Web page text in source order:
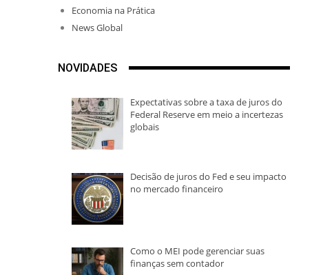
Economia na Prática
News Global
NOVIDADES
Expectativas sobre a taxa de juros do
Federal Reserve em meio a incertezas
globais
Decisão de juros do Fed e seu impacto
no mercado financeiro
Como o MEI pode gerenciar suas
finanças sem contador